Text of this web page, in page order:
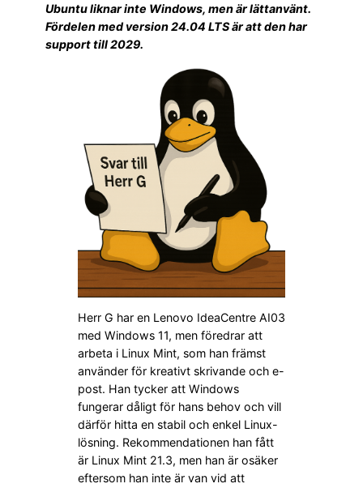
Ubuntu liknar inte Windows, men är lättanvänt.
Fördelen med version 24.04 LTS är att den har
support till 2029.
Herr G har en Lenovo IdeaCentre AI03
med Windows 11, men föredrar att
arbeta i Linux Mint, som han främst
använder för kreativt skrivande och e-
post. Han tycker att Windows
fungerar dåligt för hans behov och vill
därför hitta en stabil och enkel Linux-
lösning. Rekommendationen han fått
är Linux Mint 21.3, men han är osäker
eftersom han inte är van vid att